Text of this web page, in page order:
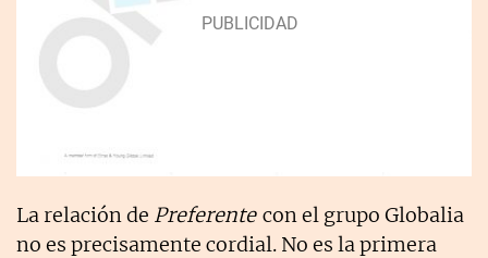
La relación de Preferente con el grupo Globalia
no es precisamente cordial. No es la primera